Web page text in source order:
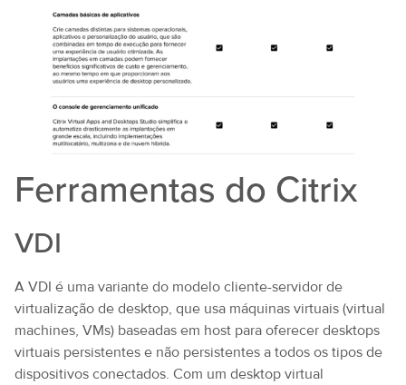
Ferramentas do Citrix
VDI
A VDI é uma variante do modelo cliente-servidor de
virtualização de desktop, que usa máquinas virtuais (virtual
machines, VMs) baseadas em host para oferecer desktops
virtuais persistentes e não persistentes a todos os tipos de
dispositivos conectados. Com um desktop virtual